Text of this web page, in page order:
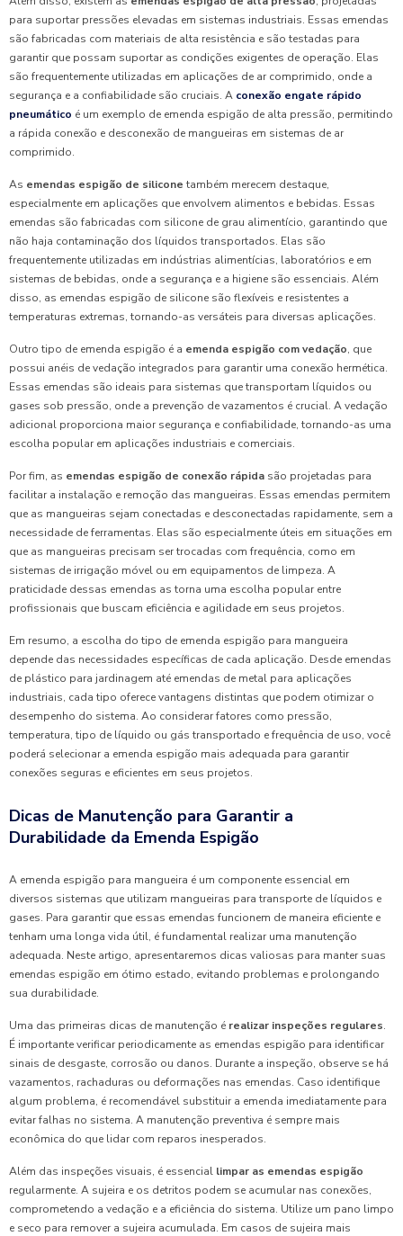
para suportar pressões elevadas em sistemas industriais. Essas emendas
são fabricadas com materiais de alta resistência e são testadas para
garantir que possam suportar as condições exigentes de operação. Elas
são frequentemente utilizadas em aplicações de ar comprimido, onde a
segurança e a confiabilidade são cruciais. A conexão engate rápido
pneumático é um exemplo de emenda espigão de alta pressão, permitindo
a rápida conexão e desconexão de mangueiras em sistemas de ar
comprimido.
As emendas espigão de silicone também merecem destaque,
especialmente em aplicações que envolvem alimentos e bebidas. Essas
emendas são fabricadas com silicone de grau alimentício, garantindo que
não haja contaminação dos líquidos transportados. Elas são
frequentemente utilizadas em indústrias alimentícias, laboratórios e em
sistemas de bebidas, onde a segurança e a higiene são essenciais. Além
disso, as emendas espigão de silicone são flexíveis e resistentes a
temperaturas extremas, tornando-as versáteis para diversas aplicações.
Outro tipo de emenda espigão é a emenda espigão com vedação, que
possui anéis de vedação integrados para garantir uma conexão hermética.
Essas emendas são ideais para sistemas que transportam líquidos ou
gases sob pressão, onde a prevenção de vazamentos é crucial. A vedação
adicional proporciona maior segurança e confiabilidade, tornando-as uma
escolha popular em aplicações industriais e comerciais.
Por fim, as emendas espigão de conexão rápida são projetadas para
facilitar a instalação e remoção das mangueiras. Essas emendas permitem
que as mangueiras sejam conectadas e desconectadas rapidamente, sem a
necessidade de ferramentas. Elas são especialmente úteis em situações em
que as mangueiras precisam ser trocadas com frequência, como em
sistemas de irrigação móvel ou em equipamentos de limpeza. A
praticidade dessas emendas as torna uma escolha popular entre
profissionais que buscam eficiência e agilidade em seus projetos.
Em resumo, a escolha do tipo de emenda espigão para mangueira
depende das necessidades específicas de cada aplicação. Desde emendas
de plástico para jardinagem até emendas de metal para aplicações
industriais, cada tipo oferece vantagens distintas que podem otimizar o
desempenho do sistema. Ao considerar fatores como pressão,
temperatura, tipo de líquido ou gás transportado e frequência de uso, você
poderá selecionar a emenda espigão mais adequada para garantir
conexões seguras e eficientes em seus projetos.
Dicas de Manutenção para Garantir a
Durabilidade da Emenda Espigão
A emenda espigão para mangueira é um componente essencial em
diversos sistemas que utilizam mangueiras para transporte de líquidos e
gases. Para garantir que essas emendas funcionem de maneira eficiente e
tenham uma longa vida útil, é fundamental realizar uma manutenção
adequada. Neste artigo, apresentaremos dicas valiosas para manter suas
emendas espigão em ótimo estado, evitando problemas e prolongando
sua durabilidade.
Uma das primeiras dicas de manutenção é realizar inspeções regulares.
É importante verificar periodicamente as emendas espigão para identificar
sinais de desgaste, corrosão ou danos. Durante a inspeção, observe se há
vazamentos, rachaduras ou deformações nas emendas. Caso identifique
algum problema, é recomendável substituir a emenda imediatamente para
evitar falhas no sistema. A manutenção preventiva é sempre mais
econômica do que lidar com reparos inesperados.
Além das inspeções visuais, é essencial limpar as emendas espigão
regularmente. A sujeira e os detritos podem se acumular nas conexões,
comprometendo a vedação e a eficiência do sistema. Utilize um pano limpo
e seco para remover a sujeira acumulada. Em casos de sujeira mais